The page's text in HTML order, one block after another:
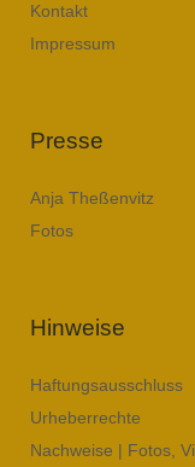
Kontakt
Impressum
Presse
Anja Theßenvitz
Fotos
Hinweise
Haftungsausschluss
Urheberrechte
Nachweise | Fotos,